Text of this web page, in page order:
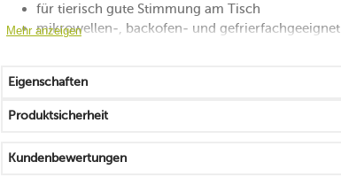
für tierisch gute Stimmung am Tisch
mikrowellen-, backofen- und gefrierfachgeeignet
Mehr anzeigen
Eigenschaften
Produktsicherheit
Kundenbewertungen